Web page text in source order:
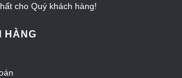
cho Quý khách hàng!
HÀNG